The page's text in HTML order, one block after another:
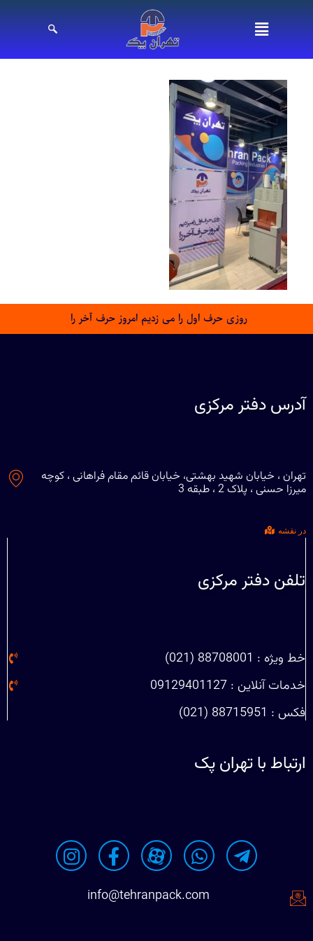
روزی حرف اول را می زدیم امروز حرف آخر را
آدرس دفتر مرکزی
تهران ، خیابان شهید بهشتی، خیابان قائم مقام فراهانی ، کوچه
میرزا حسنی ، پلاک 2 ، طبقه 3
در نقشه
تلفن دفتر مرکزی
خط ویژه : 88708001 (021)
خدمات آنلاین : 09129401127
فکس : 88715951 (021)
ارتباط با تهران پک
info@tehranpack.com